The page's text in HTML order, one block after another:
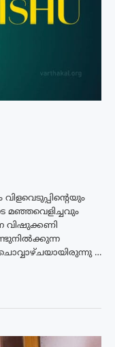
മഞ്ഞവെളിച്ചവും
വിഷുക്കണി
…